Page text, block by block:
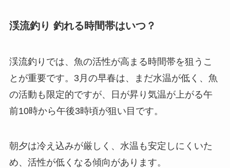
渓流釣り 釣れる時間帯はいつ？
渓流釣りでは、魚の活性が高まる時間帯を狙うこ
とが重要です。 3月の早春は、まだ水温が低く、魚
の活動も限定的ですが、日が昇り気温が上がる午
前10時から午後3時頃が狙い目です。
朝夕は冷え込みが厳しく、水温も安定しにくいた
め、活性が低くなる傾向があります。